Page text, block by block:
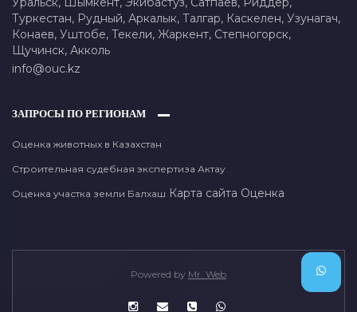
Туркестан, Рудный, Аркалык, Талгар, Каскелен, Узунагач,
Конаев, Уштобе, Текели, Жаркент, Степногорск,
Щучинск, Акколь
info@ouc.kz
ЗАПРОСЫ ПО РЕГИОНАМ
Оценка животных в Казахстан
Строительная судебная экспертиза Актау
Оценка участка земли Балхаш Карта сайта Оценка
Powered by Mr. Web